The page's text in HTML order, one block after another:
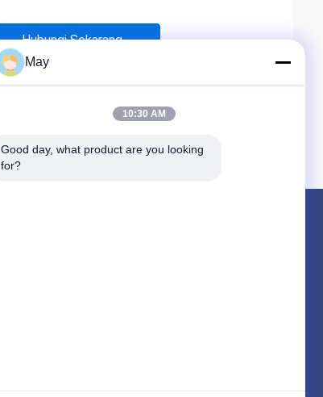
Hubungi Sekarang
May
10:30 AM
Good day, what product are you looking
for?